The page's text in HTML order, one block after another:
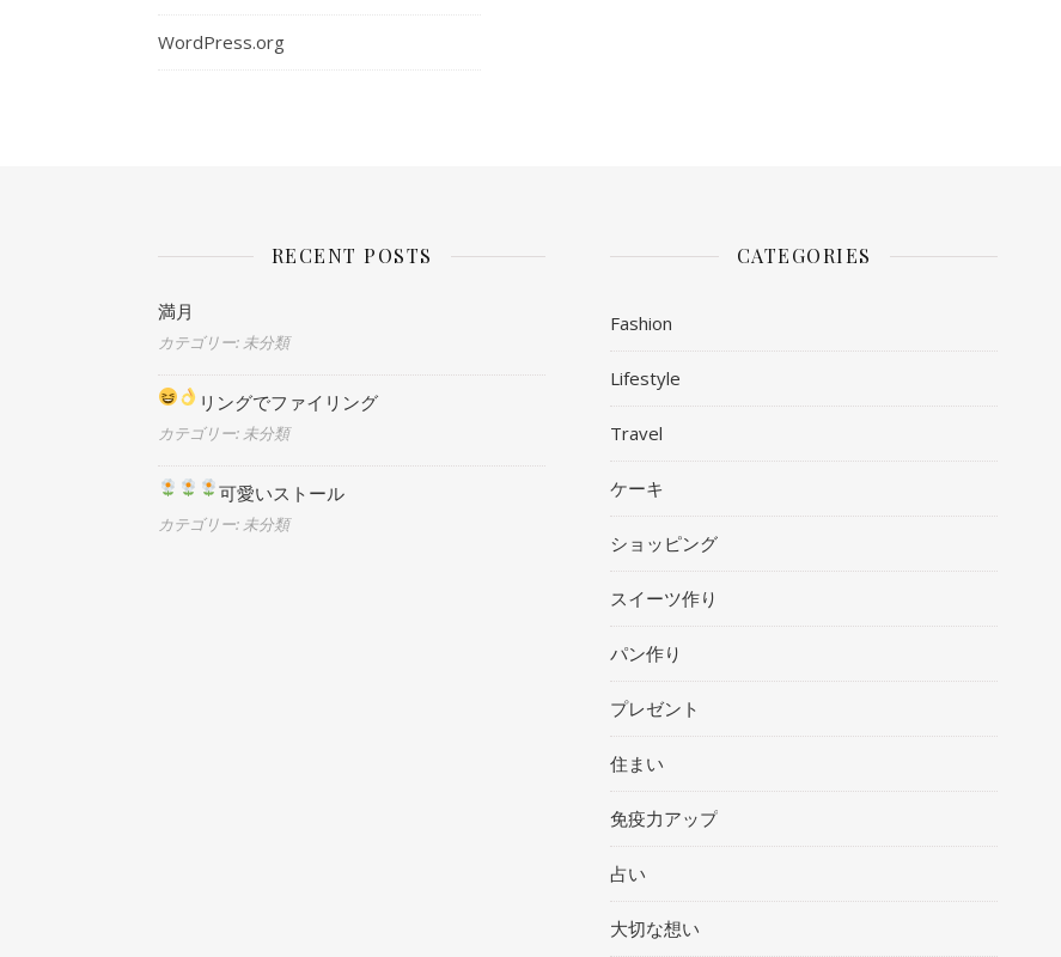
WordPress.org
RECENT POSTS
満月
カテゴリー: 未分類
リングでファイリング
カテゴリー: 未分類
可愛いストール
カテゴリー: 未分類
CATEGORIES
Fashion
Lifestyle
Travel
ケーキ
ショッピング
スイーツ作り
パン作り
プレゼント
住まい
免疫力アップ
占い
大切な想い